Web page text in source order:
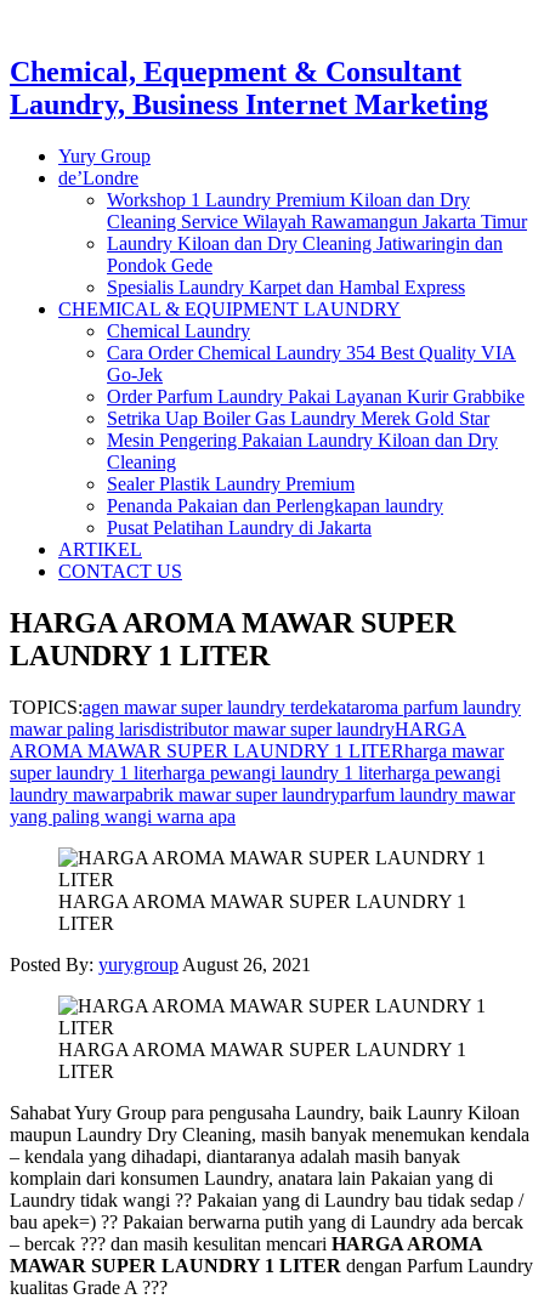
Chemical, Equepment & Consultant
Laundry, Business Internet Marketing
Yury Group
de’Londre
Workshop 1 Laundry Premium Kiloan dan Dry
Cleaning Service Wilayah Rawamangun Jakarta Timur
Laundry Kiloan dan Dry Cleaning Jatiwaringin dan
Pondok Gede
Spesialis Laundry Karpet dan Hambal Express
CHEMICAL & EQUIPMENT LAUNDRY
Chemical Laundry
Cara Order Chemical Laundry 354 Best Quality VIA
Go-Jek
Order Parfum Laundry Pakai Layanan Kurir Grabbike
Setrika Uap Boiler Gas Laundry Merek Gold Star
Mesin Pengering Pakaian Laundry Kiloan dan Dry
Cleaning
Sealer Plastik Laundry Premium
Penanda Pakaian dan Perlengkapan laundry
Pusat Pelatihan Laundry di Jakarta
ARTIKEL
CONTACT US
HARGA AROMA MAWAR SUPER
LAUNDRY 1 LITER
TOPICS:agen mawar super laundry terdekataroma parfum laundry
mawar paling larisdistributor mawar super laundryHARGA
AROMA MAWAR SUPER LAUNDRY 1 LITERharga mawar
super laundry 1 literharga pewangi laundry 1 literharga pewangi
laundry mawarpabrik mawar super laundryparfum laundry mawar
yang paling wangi warna apa
HARGA AROMA MAWAR SUPER LAUNDRY 1
LITER
Posted By: yurygroup August 26, 2021
HARGA AROMA MAWAR SUPER LAUNDRY 1
LITER
Sahabat Yury Group para pengusaha Laundry, baik Launry Kiloan
maupun Laundry Dry Cleaning, masih banyak menemukan kendala
– kendala yang dihadapi, diantaranya adalah masih banyak
komplain dari konsumen Laundry, anatara lain Pakaian yang di
Laundry tidak wangi ?? Pakaian yang di Laundry bau tidak sedap /
bau apek=) ?? Pakaian berwarna putih yang di Laundry ada bercak
– bercak ??? dan masih kesulitan mencari HARGA AROMA
MAWAR SUPER LAUNDRY 1 LITER dengan Parfum Laundry
kualitas Grade A ???